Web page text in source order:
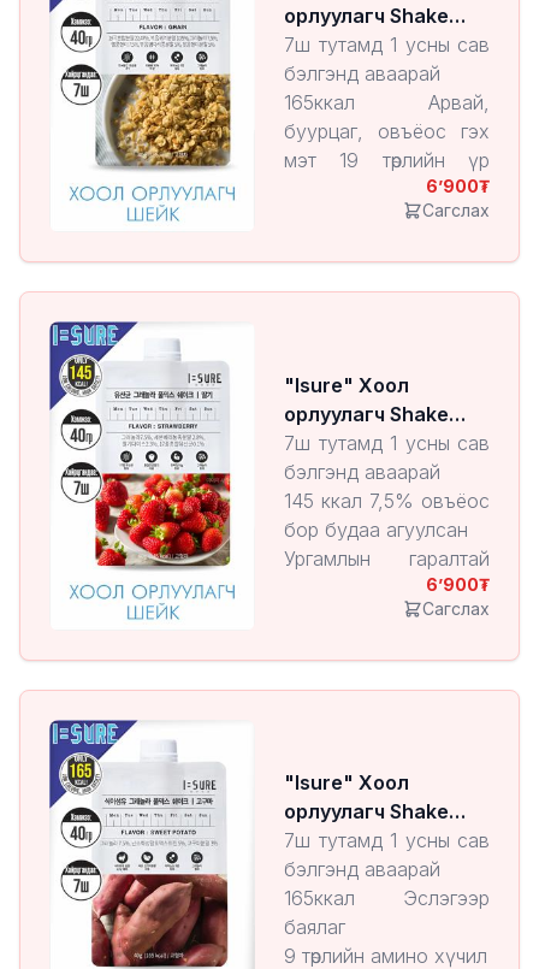
орлуулагч Shake
Grain
7ш тутамд 1 усны сав
бэлгэнд аваарай
165ккал Арвай,
буурцаг, овъёос гэх
мэт 19 төрлийн үр
тарианы холимог
17 төрлийн сүүн
будааны агууламжтай
6’900
Сагслах
"Isure" Хоол
орлуулагч Shake
Strawberry
7ш тутамд 1 усны сав
бэлгэнд аваарай
145 ккал 7,5% овъёос
бор будаа агуулсан
Ургамлын гаралтай
сүүн хүчлийн бактери
6’900
Сагслах
"Isure" Хоол
орлуулагч Shake
Sweet Potato
7ш тутамд 1 усны сав
бэлгэнд аваарай
165ккал Эслэгээр
баялаг
9 төрлийн амино хүчил